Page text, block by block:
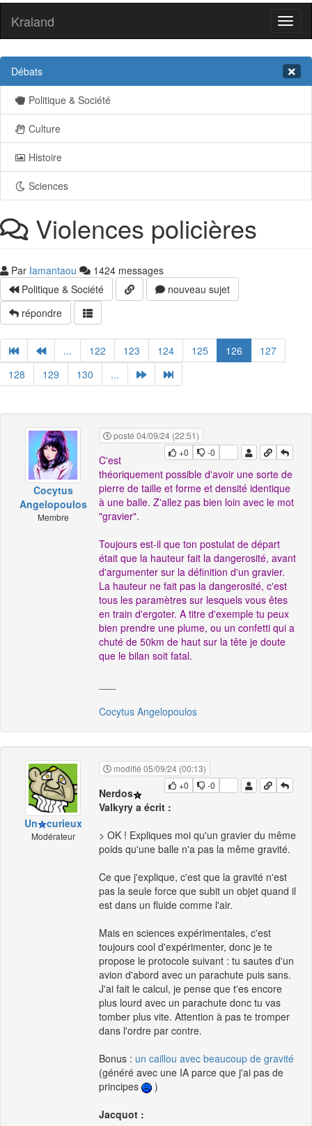
Kraland
Débats
Politique & Société
Culture
Histoire
Sciences
Violences policières
Par Iamantaou
1424 messages
Politique & Société
nouveau sujet
répondre
... 122 123 124 125 126
127
128
129 130 ...
Cocytus
Angelopoulos
Membre
posté 04/09/24 (22:51)
+0
-0
C'est
théoriquement possible d'avoir une sorte de
pierre de taille et forme et densité identique
à une balle. Z'allez pas bien loin avec le mot
"gravier".
Toujours est-il que ton postulat de départ
était que la hauteur fait la dangerosité, avant
d'argumenter sur la définition d'un gravier.
La hauteur ne fait pas la dangerosité, c'est
tous les paramètres sur lesquels vous êtes
en train d'ergoter. A titre d'exemple tu peux
bien prendre une plume, ou un confetti qui a
chuté de 50km de haut sur la tête je doute
que le bilan soit fatal.
Cocytus Angelopoulos
Un curieux
Modérateur
modifié 05/09/24 (00:13)
+0
-0
Nerdos
Valkyry a écrit :
> OK ! Expliques moi qu'un gravier du même
poids qu'une balle n'a pas la même gravité.
Ce que j'explique, c'est que la gravité n'est
pas la seule force que subit un objet quand il
est dans un fluide comme l'air.
Mais en sciences expérimentales, c'est
toujours cool d'expérimenter, donc je te
propose le protocole suivant : tu sautes d'un
avion d'abord avec un parachute puis sans.
J'ai fait le calcul, je pense que t'es encore
plus lourd avec un parachute donc tu vas
tomber plus vite. Attention à pas te tromper
dans l'ordre par contre.
Bonus : un caillou avec beaucoup de gravité
(généré avec une IA parce que j'ai pas de
principes
)
Jacquot :